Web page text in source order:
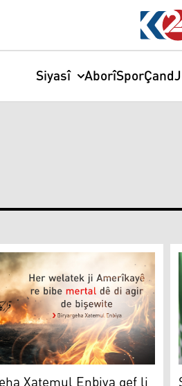
Siyasî AborîSporÇand
dabeş bûne
Xatemul Enbiya gef li welatên